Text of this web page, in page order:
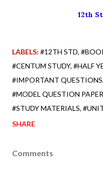
12th
LABELS: #12TH STD
#CENTUM STUDY #HALF
#IMPORTANT QUESTIONS
#MODEL QUESTION PAPER
#STUDY MATERIALS
SHARE
Comments